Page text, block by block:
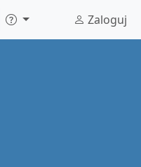
Zaloguj